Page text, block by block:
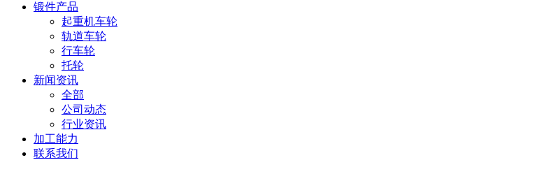
锻件产品
起重机车轮
轨道车轮
行车轮
托轮
新闻资讯
全部
公司动态
行业资讯
加工能力
联系我们